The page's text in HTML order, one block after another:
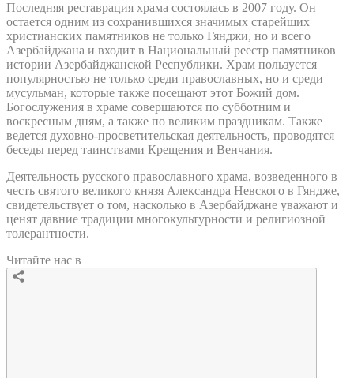
Последняя реставрация храма состоялась в 2007 году. Он
остается одним из сохранившихся значимых старейших
христианских памятников не только Гянджи, но и всего
Азербайджана и входит в Национальный реестр памятников
истории Азербайджанской Республики. Храм пользуется
популярностью не только среди православных, но и среди
мусульман, которые также посещают этот Божий дом.
Богослужения в храме совершаются по субботним и
воскресным дням, а также по великим праздникам. Также
ведется духовно-просветительская деятельность, проводятся
беседы перед таинствами Крещения и Венчания.
Деятельность русского православного храма, возведенного в
честь святого великого князя Александра Невского в Гяндже,
свидетельствует о том, насколько в Азербайджане уважают и
ценят давние традиции многокультурности и религиозной
толерантности.
Читайте нас в